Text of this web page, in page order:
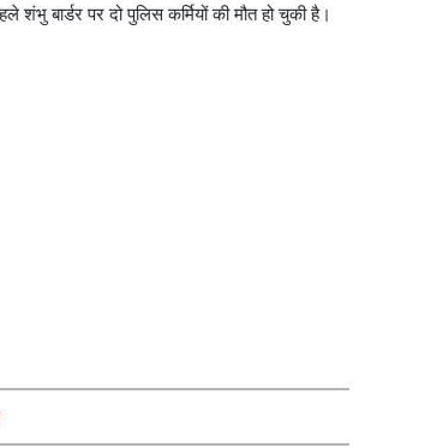
बार्डर पर दो पुलिस कर्मियों की मौत हो चुकी है।